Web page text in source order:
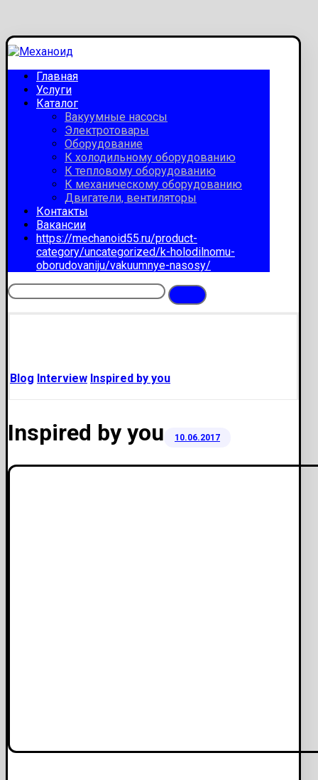
Главная
Услуги
Каталог
Вакуумные насосы
Электротовары
Оборудование
К холодильному оборудованию
К тепловому оборудованию
К механическому оборудованию
Двигатели, вентиляторы
Контакты
Вакансии
https://mechanoid55.ru/product-
category/uncategorized/k-holodilnomu-
oborudovaniju/vakuumnye-nasosy/
Blog Interview Inspired by you
Inspired by you 10.06.2017